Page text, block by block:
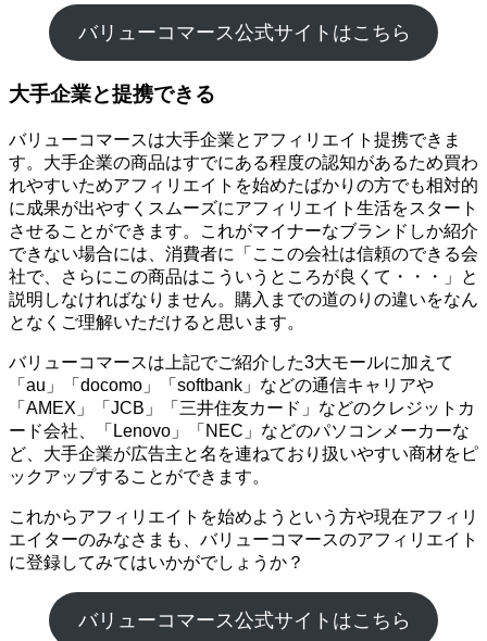
バリューコマース公式サイトはこちら
大手企業と提携できる
バリューコマースは大手企業とアフィリエイト提携できま
す。大手企業の商品はすでにある程度の認知があるため買わ
れやすいためアフィリエイトを始めたばかりの方でも相対的
に成果が出やすくスムーズにアフィリエイト生活をスタート
させることができます。これがマイナーなブランドしか紹介
できない場合には、消費者に「ここの会社は信頼のできる会
社で、さらにこの商品はこういうところが良くて・・・」と
説明しなければなりません。購入までの道のりの違いをなん
となくご理解いただけると思います。
バリューコマースは上記でご紹介した3大モールに加えて
「au」「docomo」「softbank」などの通信キャリアや
「AMEX」「JCB」「三井住友カード」などのクレジットカ
ード会社、「Lenovo」「NEC」などのパソコンメーカーな
ど、大手企業が広告主と名を連ねており扱いやすい商材をピ
ックアップすることができます。
これからアフィリエイトを始めようという方や現在アフィリ
エイターのみなさまも、バリューコマースのアフィリエイト
に登録してみてはいかがでしょうか？
バリューコマース公式サイトはこちら